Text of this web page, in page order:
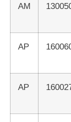
AM
AP
AP